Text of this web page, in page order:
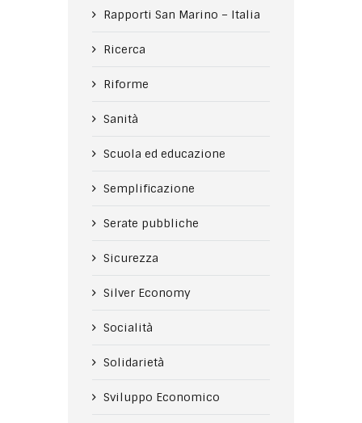
Rapporti San Marino – Italia
Ricerca
Riforme
Sanità
Scuola ed educazione
Semplificazione
Serate pubbliche
Sicurezza
Silver Economy
Socialità
Solidarietà
Sviluppo Economico